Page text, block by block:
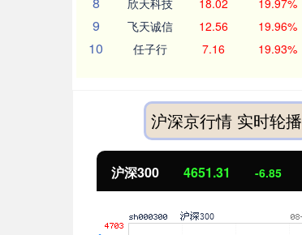
欣天科技 18.02 19.97%
9 飞天诚信 12.56 19.96%
10 任子行 7.16 19.93%
沪深京行情 实时轮播
北证50 1122.88 3.42